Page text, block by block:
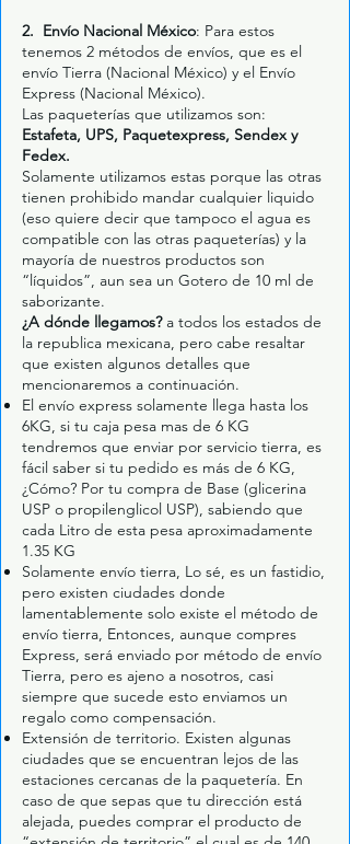
2. Envío Nacional México: Para estos
tenemos 2 métodos de envíos, que es el
envío Tierra (Nacional México) y el Envío
Express (Nacional México).
Las paqueterías que utilizamos son:
Estafeta, UPS, Paquetexpress, Sendex y
Fedex.
Solamente utilizamos estas porque las otras
tienen prohibido mandar cualquier liquido
(eso quiere decir que tampoco el agua es
compatible con las otras paqueterías) y la
mayoría de nuestros productos son
“líquidos”, aun sea un Gotero de 10 ml de
saborizante.
¿A dónde llegamos? a todos los estados de
la republica mexicana, pero cabe resaltar
que existen algunos detalles que
mencionaremos a continuación.
El envío express solamente llega hasta los
6KG, si tu caja pesa mas de 6 KG
tendremos que enviar por servicio tierra, es
fácil saber si tu pedido es más de 6 KG,
¿Cómo? Por tu compra de Base (glicerina
USP o propilenglicol USP), sabiendo que
cada Litro de esta pesa aproximadamente
1.35 KG
Solamente envío tierra, Lo sé, es un fastidio,
pero existen ciudades donde
lamentablemente solo existe el método de
envío tierra, Entonces, aunque compres
Express, será enviado por método de envío
Tierra, pero es ajeno a nosotros, casi
siempre que sucede esto enviamos un
regalo como compensación.
Extensión de territorio. Existen algunas
ciudades que se encuentran lejos de las
estaciones cercanas de la paquetería. En
caso de que sepas que tu dirección está
alejada, puedes comprar el producto de